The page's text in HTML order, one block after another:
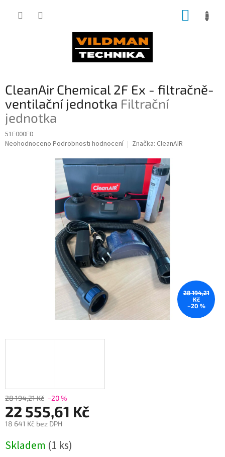
CleanAir Chemical 2F Ex - filtračně-
ventilační jednotka Filtrační
jednotka
51E000FD
Průměrné
Neohodnoceno Podrobnosti hodnocení Značka: CleanAIR
28 194,21
Kč
–20 %
28 194,21 Kč –20 %
22 555,61 Kč
18 641 Kč bez DPH
cena:
Skladem (1 ks)